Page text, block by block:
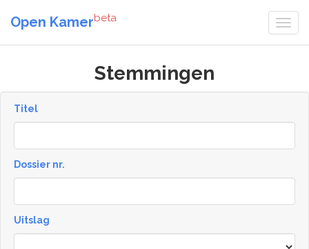
Open Kamerbeta
Stemmingen
Titel
Dossier nr.
Uitslag
Result